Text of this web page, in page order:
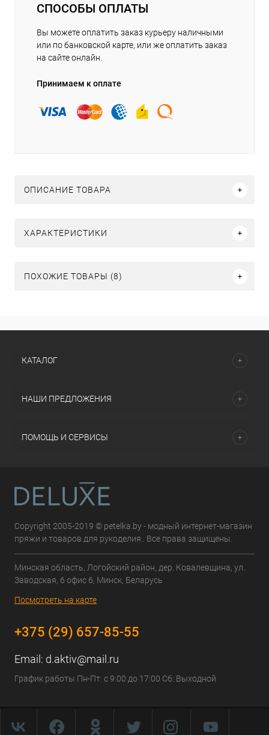
СПОСОБЫ ОПЛАТЫ
Вы можете оплатить заказ курьеру наличными
или по банковской карте, или же оплатить заказ
на сайте онлайн.
Принимаем к оплате
ОПИСАНИЕ ТОВАРА
ХАРАКТЕРИСТИКИ
ПОХОЖИЕ ТОВАРЫ (8)
КАТАЛОГ
НАШИ ПРЕДЛОЖЕНИЯ
ПОМОЩЬ И СЕРВИСЫ
Copyright 2005-2019 © petelka.by - модный интернет-магазин
пряжи и товаров для рукоделия.. Все права защищены.
Минская область, Логойский район, дер. Ковалевщина, ул.
Заводская, 6 офис 6, Минск, Беларусь
Посмотреть на карте
+375 (29) 657-85-55
Email: d.aktiv@mail.ru
График работы Пн-Пт: с 9:00 до 17:00 Сб: Выходной